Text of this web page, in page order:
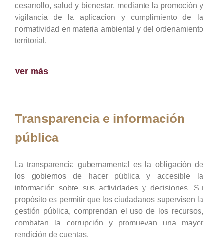
desarrollo, salud y bienestar, mediante la promoción y
vigilancia de la aplicación y cumplimiento de la
normatividad en materia ambiental y del ordenamiento
territorial.
Ver más
Transparencia e información
pública
La transparencia gubernamental es la obligación de
los gobiernos de hacer pública y accesible la
información sobre sus actividades y decisiones. Su
propósito es permitir que los ciudadanos supervisen la
gestión pública, comprendan el uso de los recursos,
combatan la corrupción y promuevan una mayor
rendición de cuentas.